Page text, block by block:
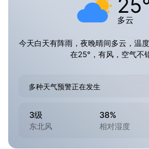
多云
今天白天有阵雨，夜晚晴间多云，温
在25°，有风，空气不
多种天气预警正在发生
3级
东北风
38%
相对湿度